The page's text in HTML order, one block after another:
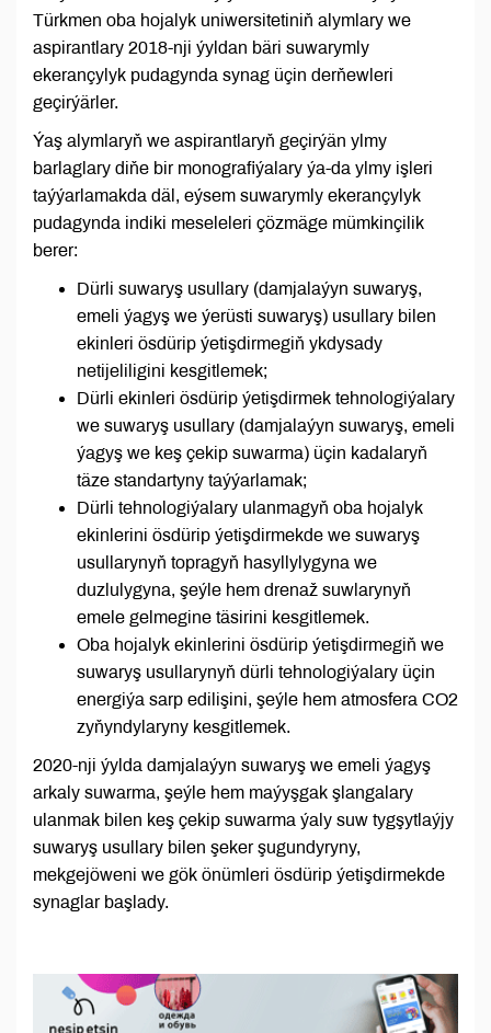
Türkmen oba hojalyk uniwersitetiniň alymlary we
aspirantlary 2018-nji ýyldan bäri suwarymly
ekerançylyk pudagynda synag üçin derňewleri
geçirýärler.
Ýaş alymlaryň we aspirantlaryň geçirýän ylmy
barlaglary diňe bir monografiýalary ýa-da ylmy işleri
taýýarlamakda däl, eýsem suwarymly ekerançylyk
pudagynda indiki meseleleri çözmäge mümkinçilik
berer:
Dürli suwaryş usullary (damjalaýyn suwaryş,
emeli ýagyş we ýerüsti suwaryş) usullary bilen
ekinleri ösdürip ýetişdirmegiň ykdysady
netijeliligini kesgitlemek;
Dürli ekinleri ösdürip ýetişdirmek tehnologiýalary
we suwaryş usullary (damjalaýyn suwaryş, emeli
ýagyş we keş çekip suwarma) üçin kadalaryň
täze standartyny taýýarlamak;
Dürli tehnologiýalary ulanmagyň oba hojalyk
ekinlerini ösdürip ýetişdirmekde we suwaryş
usullarynyň topragyň hasyllylygyna we
duzlulygyna, şeýle hem drenaž suwlarynyň
emele gelmegine täsirini kesgitlemek.
Oba hojalyk ekinlerini ösdürip ýetişdirmegiň we
suwaryş usullarynyň dürli tehnologiýalary üçin
energiýa sarp edilişini, şeýle hem atmosfera CO2
zyňyndylaryny kesgitlemek.
2020-nji ýylda damjalaýyn suwaryş we emeli ýagyş
arkaly suwarma, şeýle hem maýyşgak şlangalary
ulanmak bilen keş çekip suwarma ýaly suw tygşytlaýjy
suwaryş usullary bilen şeker şugundyryny,
mekgejöweni we gök önümleri ösdürip ýetişdirmekde
synaglar başlady.